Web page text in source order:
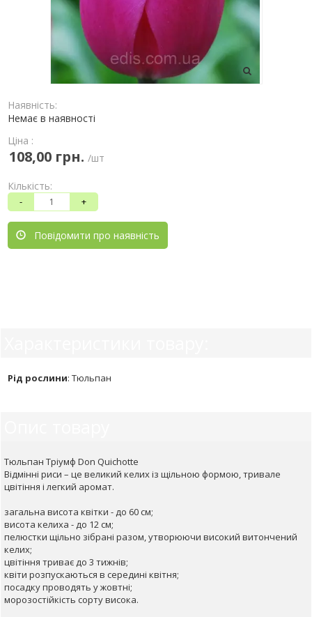
Наявність:
Немає в наявності
Ціна :
108,00 грн. /шт
Кількість:
- +
Повідомити про наявність
Рід рослини: Тюльпан
Тюльпан Тріумф Don Quichotte
Відмінні риси – це великий келих із щільною формою, тривале
цвітіння і легкий аромат.
загальна висота квітки - до 60 см;
висота келиха - до 12 см;
пелюстки щільно зібрані разом, утворюючи високий витончений
келих;
цвітіння триває до 3 тижнів;
квіти розпускаються в середині квітня;
посадку проводять у жовтні;
морозостійкість сорту висока.